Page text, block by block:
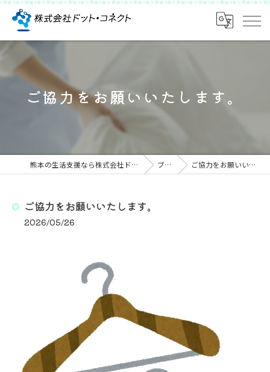
ご協力をお願いいたします。
熊本の生活支援なら株式会社ドット・コネクト ブログ ご協力をお願いいたします。
ご協力をお願いいたします。
2026/05/26